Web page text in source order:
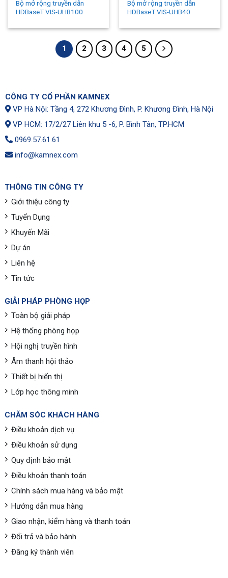
Bộ mở rộng truyền dẫn
HDBaseT VIS-UHB100
Bộ mở rộng truyền dẫn
HDBaseT VIS-UHB40
1 2 3 4 5
CÔNG TY CỔ PHẦN KAMNEX
VP Hà Nội: Tầng 4, 272 Khương Đình, P. Khương Đình, Hà Nội
VP HCM: 17/2/27 Liên khu 5 -6, P. Bình Tân, TP.HCM
0969.57.61.61
info@kamnex.com
THÔNG TIN CÔNG TY
Giới thiệu công ty
Tuyển Dụng
Khuyến Mãi
Dự án
Liên hệ
Tin tức
GIẢI PHÁP PHÒNG HỌP
Toàn bộ giải pháp
Hệ thống phòng họp
Hội nghị truyền hình
Âm thanh hội thảo
Thiết bị hiển thị
Lớp học thông minh
CHĂM SÓC KHÁCH HÀNG
Điều khoản dịch vụ
Điều khoản sử dụng
Quy định bảo mật
Điều khoản thanh toán
Chính sách mua hàng và bảo mật
Hướng dẫn mua hàng
Giao nhận, kiểm hàng và thanh toán
Đổi trả và bảo hành
Đăng ký thành viên